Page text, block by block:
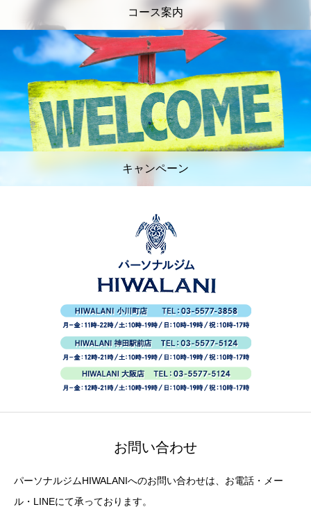
コース案内
キャンペーン
お問い合わせ
パーソナルジムHIWALANIへのお問い合わせは、お電話・メー
ル・LINEにて承っております。